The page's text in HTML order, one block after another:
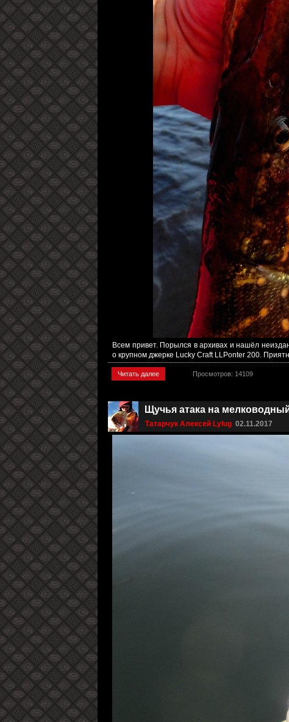
Всем привет. Порылся в архивах и нашёл
о крупном джерке Lucky Craft LLPonter 200.
Читать далее Просмотров: 14109
Щучья атака на
Татарчук Алексей Lylug 02.11.2017